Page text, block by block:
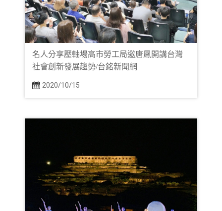
名人分享壓軸場高市勞工局邀唐鳳開講台灣
社會創新發展趨勢/台銘新聞網
2020/10/15